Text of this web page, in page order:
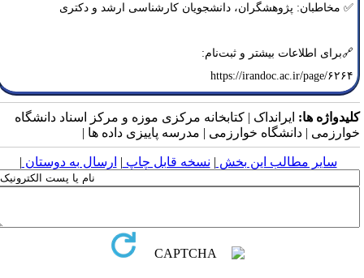
✅ مخاطبان: پژوهشگران، دانشجویان کارشناسی ارشد و دکتری
🔗برای اطلاعات بیشتر و ثبت‌نام:
https://irandoc.ac.ir/page/۶۲۶۴
ها:ایرانداک | کتابخانه مرکزی موزه و مرکز اسناد دانشگاه
| دانشگاه خوارزمی | مدرسه پاییزی داده ها |
سایر مطالب این بخش | نسخه قابل چاپ| ارسال به دوستان|